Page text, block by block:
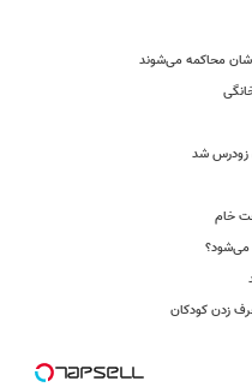
محاکمه می‌شوند
زودرس شد
خام
می‌شود؟
زدن کودکان